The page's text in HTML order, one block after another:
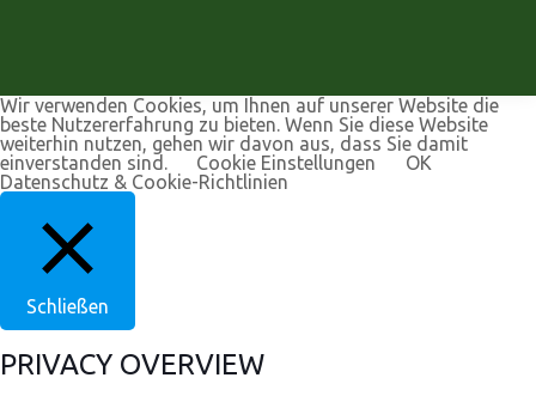
Wir verwenden Cookies, um Ihnen auf unserer Website die
beste Nutzererfahrung zu bieten. Wenn Sie diese Website
weiterhin nutzen, gehen wir davon aus, dass Sie damit
einverstanden sind.
Cookie Einstellungen
OK
Datenschutz & Cookie-Richtlinien
Schließen
PRIVACY OVERVIEW